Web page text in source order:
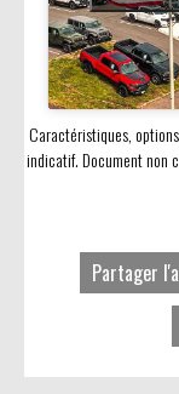
Caractéristiques,
indicatif. Document non
Partager